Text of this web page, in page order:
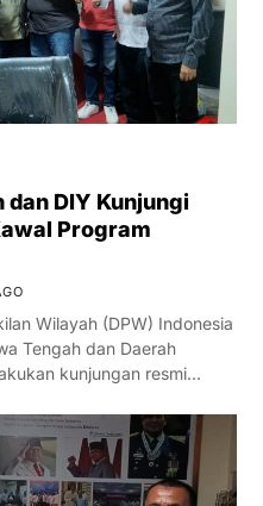
dan DIY Kunjungi
Program
Wilayah (DPW) Indonesia
Tengah dan Daerah
kunjungan resmi…